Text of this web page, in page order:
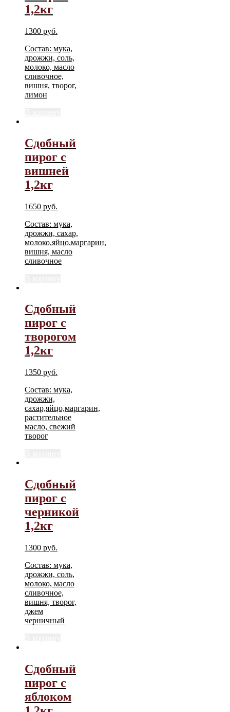
1,2кг
1300 руб.
Состав: мука,
дрожжи, соль,
молоко, масло
сливочное,
вишня, творог,
лимон
Сдобный
пирог с
вишней
1,2кг
1650 руб.
Состав: мука,
дрожжи, сахар,
молоко,яйцо,маргарин,
вишня, масло
сливочное
Сдобный
пирог с
творогом
1,2кг
1350 руб.
Состав: мука,
дрожжи,
сахар,яйцо,маргарин,
растительное
масло, свежий
творог
Сдобный
пирог с
черникой
1,2кг
1300 руб.
Состав: мука,
дрожжи, соль,
молоко, масло
сливочное,
вишня, творог,
джем
черничный
Сдобный
пирог с
яблоком